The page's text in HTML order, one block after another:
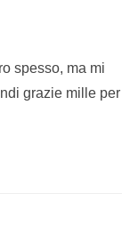
spesso, ma mi
grazie mille per